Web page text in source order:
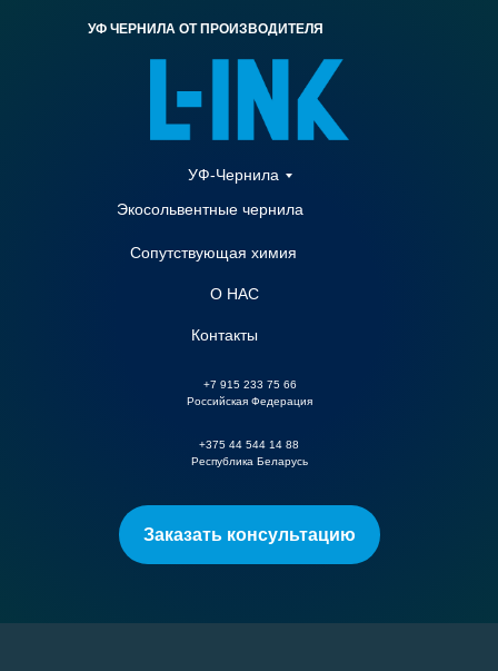
Заказать консультацию
УФ-Чернила
Экосольвентные чернила
Сопутствующая химия
О НАС
Контакты
+7 915 233 75 66
Российская Федерация
+375 44 544 14 88
Республика Беларусь
УФ ЧЕРНИЛА ОТ ПРОИЗВОДИТЕЛЯ